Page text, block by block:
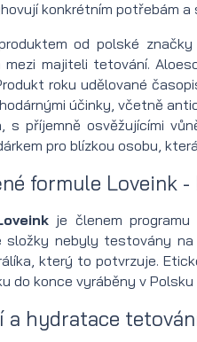
pomáda
Pomáda
UWB
pasta
na
vlasy
Kartáč
na
vlasy
Olej
před
holením
krém
Holicí
mýdlo
po
holení
Alun
strojky
na
žiletky
břitva
Shavette
na holení
na
broušení
břitv
konkrétním potřebám a
od polské značky
mezi majiteli tetování.
roku udělované
účinky, včetně
s příjemně osvěžujícími
pro blízkou osobu,
formule Loveink
je členem programu
složky nebyly testovány
který to potvrzuje.
do konce vyráběny v
a hydratace